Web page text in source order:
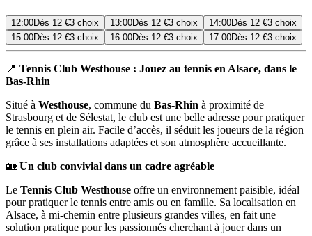
12:00Dès 12 €3 choix 13:00Dès 12 €3 choix 14:00Dès 12 €3 choix
15:00Dès 12 €3 choix 16:00Dès 12 €3 choix 17:00Dès 12 €3 choix
📍 Tennis Club Westhouse : Jouez au tennis en Alsace, dans le
Bas-Rhin
Situé à Westhouse, commune du Bas-Rhin à proximité de
Strasbourg et de Sélestat, le club est une belle adresse pour pratiquer
le tennis en plein air. Facile d’accès, il séduit les joueurs de la région
grâce à ses installations adaptées et son atmosphère accueillante.
🏡 Un club convivial dans un cadre agréable
Le Tennis Club Westhouse offre un environnement paisible, idéal
pour pratiquer le tennis entre amis ou en famille. Sa localisation en
Alsace, à mi-chemin entre plusieurs grandes villes, en fait une
solution pratique pour les passionnés cherchant à jouer dans un